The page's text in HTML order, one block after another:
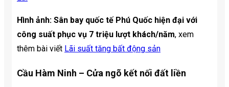
Hình ảnh: Sân bay quốc tế Phú Quốc hiện đại với
công suất phục vụ 7 triệu lượt khách/năm, xem
thêm bài viết Lãi suất tăng bất động sản
Cầu Hàm Ninh – Cửa ngõ kết nối đất liền